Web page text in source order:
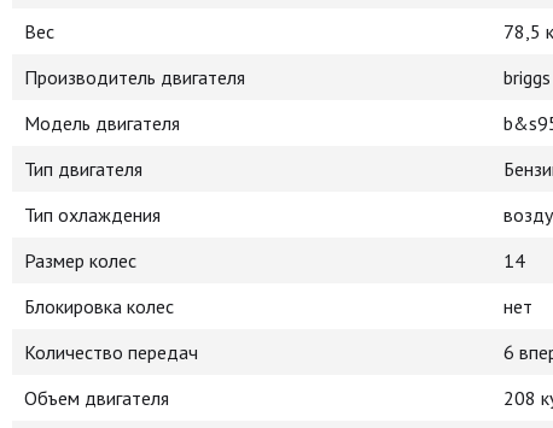
Вес
78,5
Производитель двигателя
Модель двигателя
Тип двигателя
Тип охлаждения
Размер колес
14
Блокировка колес
нет
Количество передач
6
Объем двигателя
208